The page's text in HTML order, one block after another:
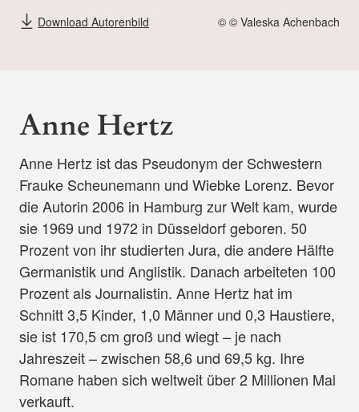
Download Autorenbild © © Valeska Achenbach
Anne Hertz
Anne Hertz ist das Pseudonym der Schwestern
Frauke Scheunemann und Wiebke Lorenz. Bevor
die Autorin 2006 in Hamburg zur Welt kam, wurde
sie 1969 und 1972 in Düsseldorf geboren. 50
Prozent von ihr studierten Jura, die andere Hälfte
Germanistik und Anglistik. Danach arbeiteten 100
Prozent als Journalistin. Anne Hertz hat im
Schnitt 3,5 Kinder, 1,0 Männer und 0,3 Haustiere,
sie ist 170,5 cm groß und wiegt – je nach
Jahreszeit – zwischen 58,6 und 69,5 kg. Ihre
Romane haben sich weltweit über 2 Millionen Mal
verkauft.